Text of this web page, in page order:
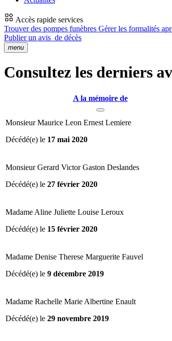
Accès rapide services
Trouver des pompes funèbres Gérer les formalités
Publier un avis de décès
menu
Consultez les derniers
A la mémoire de
Monsieur Maurice Leon Ernest Lemiere
Décédé(e) le 17 mai 2020
Monsieur Gerard Victor Gaston Deslandes
Décédé(e) le 27 février 2020
Madame Aline Juliette Louise Leroux
Décédé(e) le 15 février 2020
Madame Denise Therese Marguerite Fauvel
Décédé(e) le 9 décembre 2019
Madame Rachelle Marie Albertine Enault
Décédé(e) le 29 novembre 2019